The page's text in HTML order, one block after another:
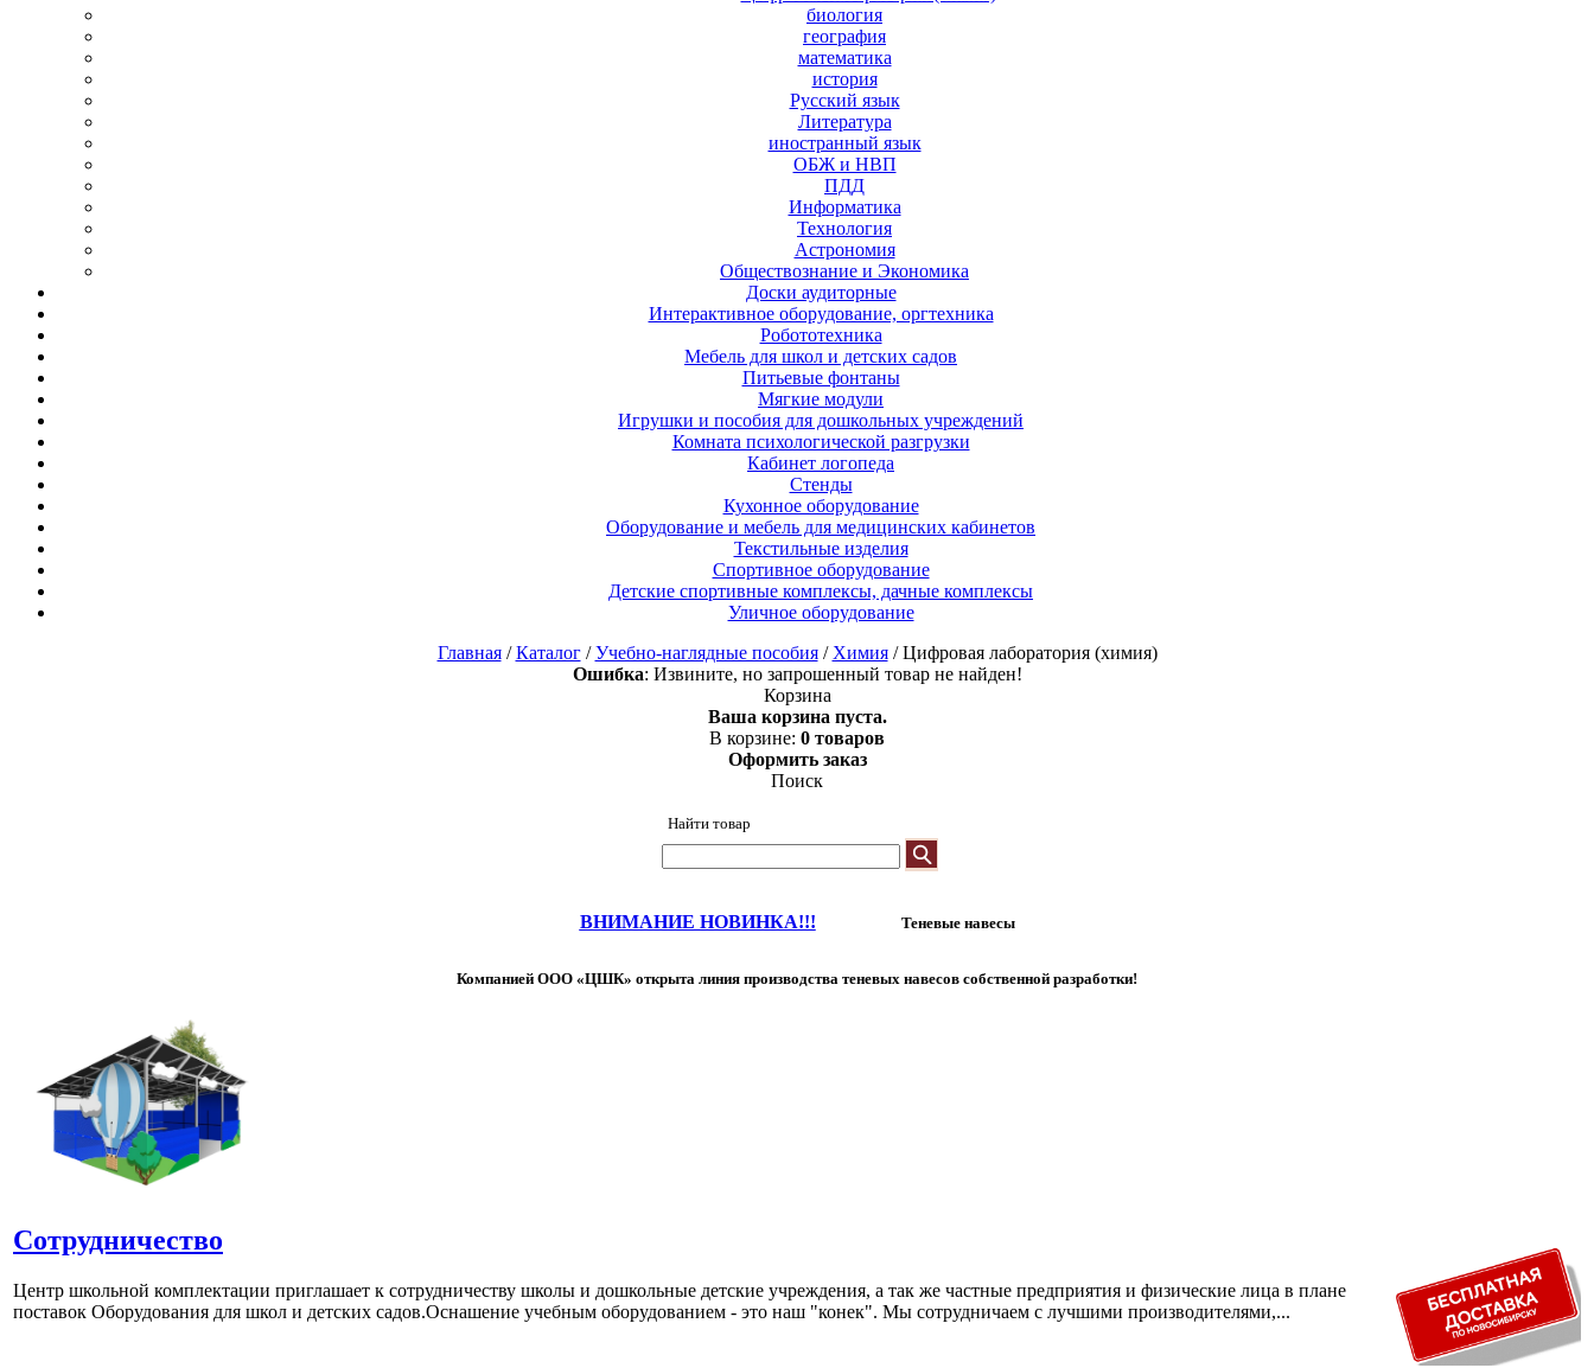
биология
география
математика
история
Русский язык
Литература
иностранный язык
ОБЖ и НВП
ПДД
Информатика
Технология
Астрономия
Обществознание и Экономика
Доски аудиторные
Интерактивное оборудование, оргтехника
Робототехника
Мебель для школ и детских садов
Питьевые фонтаны
Мягкие модули
Игрушки и пособия для дошкольных учреждений
Комната психологической разгрузки
Кабинет логопеда
Стенды
Кухонное оборудование
Оборудование и мебель для медицинских кабинетов
Текстильные изделия
Спортивное оборудование
Детские спортивные комплексы, дачные комплексы
Уличное оборудование
Главная/Каталог/Учебно-наглядные пособия/ Химия/ Цифровая лаборатория (химия)
Ошибка: Извините, но запрошенный товар не найден!
Корзина
Ваша корзина пуста.
В корзине: 0 товаров
Оформить заказ
Поиск
Найти товар
ВНИМАНИЕ НОВИНКА!!! Теневые навесы
Компанией ООО «ЦШК» открыта линия производства теневых навесов собственной разработки!
Сотрудничество
Центр школьной комплектации приглашает к сотрудничеству школы и дошкольные детские учреждения, а так же частные предприятия и физические лица в плане
поставок Оборудования для школ и детских садов.Оснашение учебным оборудованием - это наш "конек". Мы сотрудничаем с лучшими производителями,...